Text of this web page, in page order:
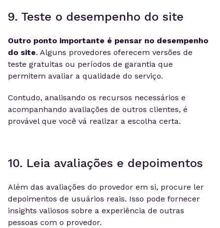
9. Teste o desempenho do site
Outro ponto importante é pensar no desempenho
do site. Alguns provedores oferecem versões de
teste gratuitas ou períodos de garantia que
permitem avaliar a qualidade do serviço.
Contudo, analisando os recursos necessários e
acompanhando avaliações de outros clientes, é
provável que você vá realizar a escolha certa.
10. Leia avaliações e depoimentos
Além das avaliações do provedor em si, procure ler
depoimentos de usuários reais. Isso pode fornecer
insights valiosos sobre a experiência de outras
pessoas com o provedor.